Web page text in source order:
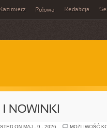
Kazimierz Połowa Redakcja
NOWINKI
ON MAJ - 9 - 2026
MOŻLIWOŚĆ